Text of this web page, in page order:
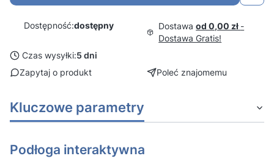
Dostępność:dostępny Dostawaod 0,00 zł -
Dostawa Gratis!
Czas wysyłki:5 dni
Zapytaj o produkt
Poleć znajomemu
Kluczowe parametry
Podłoga interaktywna